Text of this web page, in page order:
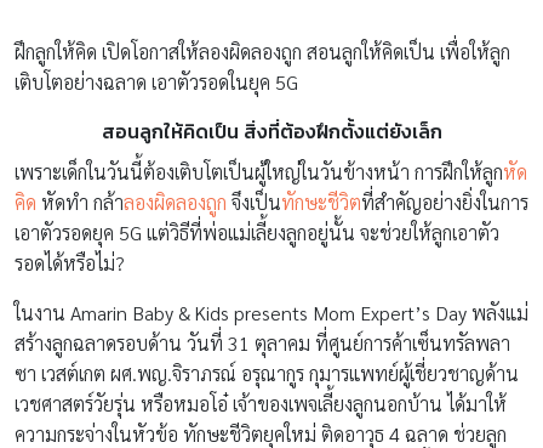
ฝึกลูกให้คิด เปิดโอกาสให้ลองผิดลองถูก สอนลูกให้คิดเป็น เพื่อให้ลูก
เติบโตอย่างฉลาด เอาตัวรอดในยุค 5G
สอนลูกให้คิดเป็น สิ่งที่ต้องฝึกตั้งแต่ยังเล็ก
เพราะเด็กในวันนี้ต้องเติบโตเป็นผู้ใหญ่ในวันข้างหน้า การฝึกให้ลูกหัด
คิด หัดทำ กล้าลองผิดลองถูก จึงเป็นทักษะชีวิตที่สำคัญอย่างยิ่งในการ
เอาตัวรอดยุค 5G แต่วิธีที่พ่อแม่เลี้ยงลูกอยู่นั้น จะช่วยให้ลูกเอาตัว
รอดได้หรือไม่?
ในงาน Amarin Baby & Kids presents Mom Expert’s Day พลังแม่
สร้างลูกฉลาดรอบด้าน วันที่ 31 ตุลาคม ที่ศูนย์การค้าเซ็นทรัลพลา
ซา เวสต์เกต ผศ.พญ.จิราภรณ์ อรุณากูร กุมารแพทย์ผู้เชี่ยวชาญด้าน
เวชศาสตร์วัยรุ่น หรือหมอโอ๋ เจ้าของเพจเลี้ยงลูกนอกบ้าน ได้มาให้
ความกระจ่างในหัวข้อ ทักษะชีวิตยุคใหม่ ติดอาวุธ 4 ฉลาด ช่วยลูก